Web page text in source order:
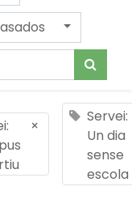
×
Servei:
Un dia
sense
escola